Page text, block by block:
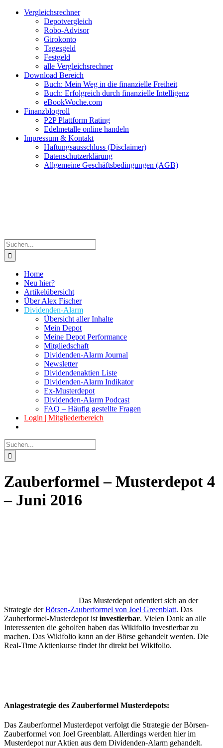
Zum
Facebook
Twitter
Instagram
Pinterest
YouTubeVergleichsrechner
Depotvergleich
Robo-Advisor
Girokonto
Tagesgeld
Festgeld
alle Vergleichsrechner
Download Bereich
Buch: Mein Weg in die finanzielle Freiheit
Buch: Erfolgreich durch finanzielle Intelligenz
eBookWoche.com
Finanzblogroll
P2P Plattform Rating
Edelmetalle online handeln
Impressum & Kontakt
Haftungsausschluss (Disclaimer)
Datenschutzerklärung
Allgemeine Geschäftsbedingungen (AGB)
Suche
nach:
Home
Neu hier?
Artikelübersicht
Über Alex Fischer
Dividenden-Alarm
Übersicht aller Inhalte
Mein Depot
Meine Depot Performance
Mitgliedschaft
Dividenden-Alarm Journal
Newsletter
Dividendenaktien Liste
Dividenden-Alarm Indikator
Ex-Musterdepot
Dividenden-Alarm Podcast
FAQ – Häufig gestellte Fragen
Login | Mitgliederbereich
Suche
nach:
Zauberformel – Musterdepot 4
– Juni 2016
Das Musterdepot orientiert sich an der
Strategie derBörsen-Zauberformel von Joel Greenblatt. Das
Zauberformel-Musterdepot ist investierbar. Vielen Dank an alle
Interessenten die geholfen haben das Wikifolio investierbar zu
machen. Das Wikifolio kann an der Börse gehandelt werden. Die
Real-Time Aktienkurse findet ihr direkt bei Wikifolio.
Anlagestrategie des Zauberformel Musterdepots:
Das Zauberformel Musterdepot verfolgt die Strategie der Börsen-
Zauberformel von Joel Greenblatt. Allerdings werden hier im
Musterdepot nur Aktien aus dem Dividenden-Alarm gehandelt.